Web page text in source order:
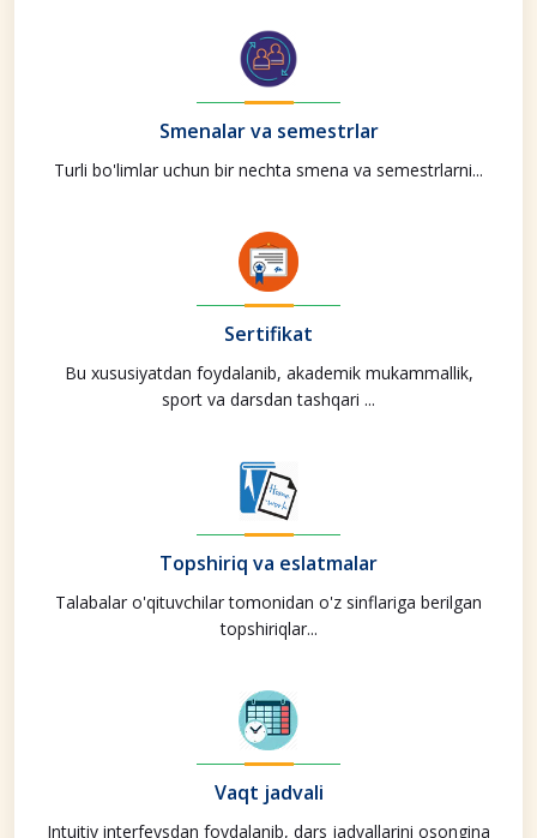
Smenalar va semestrlar
Turli bo'limlar uchun bir nechta smena va semestrlarni...
Sertifikat
Bu xususiyatdan foydalanib, akademik mukammallik,
sport va darsdan tashqari ...
Topshiriq va eslatmalar
Talabalar o'qituvchilar tomonidan o'z sinflariga berilgan
topshiriqlar...
Vaqt jadvali
Intuitiv interfeysdan foydalanib, dars jadvallarini osongina